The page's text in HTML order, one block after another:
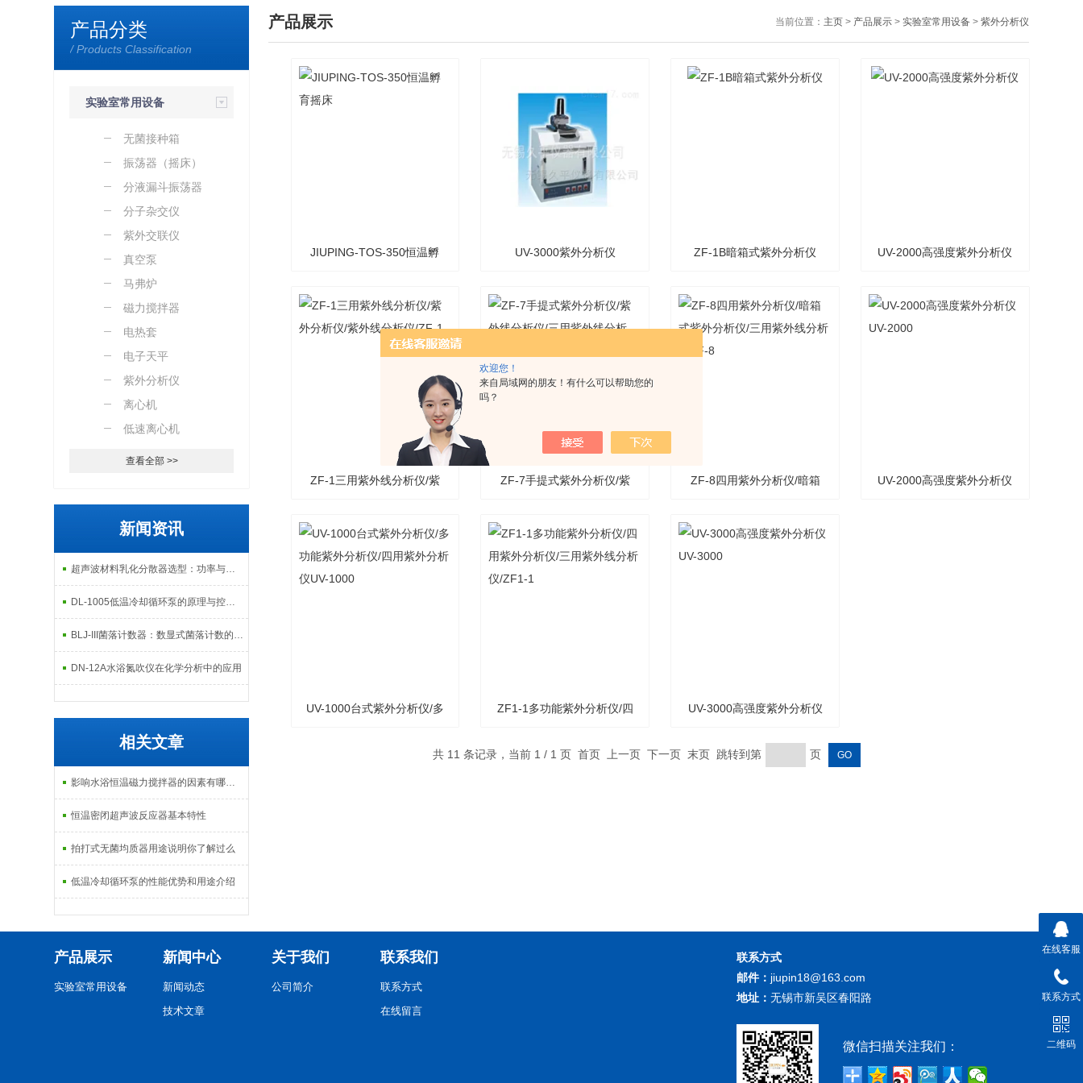
欢迎您！
来自局域网的朋友！有什么可以帮助您的
吗？
产品分类
/ Products Classification
实验室常用设备
无菌接种箱
振荡器（摇床）
分液漏斗振荡器
分子杂交仪
紫外交联仪
真空泵
马弗炉
磁力搅拌器
电热套
电子天平
紫外分析仪
离心机
低速离心机
查看全部 >>
新闻资讯
超声波材料乳化分散器选型：功率与频率匹配指南
DL-1005低温冷却循环泵的原理与控温应用解析
BLJ-III菌落计数器：数显式菌落计数的精准检测工具
DN-12A水浴氮吹仪在化学分析中的应用
相关文章
影响水浴恒温磁力搅拌器的因素有哪些？
恒温密闭超声波反应器基本特性
拍打式无菌均质器用途说明你了解过么
低温冷却循环泵的性能优势和用途介绍
产品展示 当前位置： 主页> 产品展示> 实验室常用设备> 紫外分析仪
JIUPING-TOS-350恒温孵 UV-3000紫外分析仪 ZF-1B暗箱式紫外分析仪 UV-2000高强度紫外分析仪
ZF-1三用紫外线分析仪/紫
1
ZF-7手提式紫外分析仪/紫
仪/ZF-7
ZF-8四用紫外分析仪/暗箱 UV-2000高强度紫外分析仪
UV-1000台式紫外分析仪/多 ZF1-1多功能紫外分析仪/四 UV-3000高强度紫外分析仪
UV-3000
共 11 条记录，当前 1 / 1 页 首页 上一页 下一页 末页 跳转到第 页
产品展示
实验室常用设备
新闻中心
新闻动态
技术文章
关于我们
公司简介
联系我们
联系方式
在线留言
联系方式
邮件： jiupin18@163.com
地址： 无锡市新吴区春阳路
微信扫描关注我们：
在线客服
联系方式
二维码